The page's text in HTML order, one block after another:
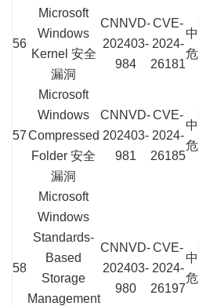
56
Microsoft
Windows
Kernel 安全
漏洞
CNNVD-
202403-
984
CVE-
2024-
26181
中
危
57
Microsoft
Windows
Compressed
Folder 安全
漏洞
CNNVD-
202403-
981
CVE-
2024-
26185
中
危
58
Microsoft
Windows
Standards-
Based
Storage
Management
CNNVD-
202403-
980
CVE-
2024-
26197
中
危